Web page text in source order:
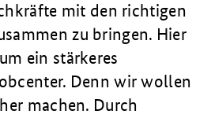
mit den richtigen
zu bringen. Hier
ein stärkeres
Denn wir wollen
machen. Durch